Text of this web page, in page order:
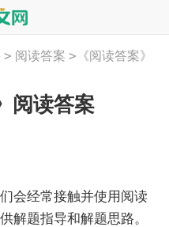
> 阅读答案 > 《阅读答案》
阅读答案
经常接触并使用阅读
解题指导和解题思路。